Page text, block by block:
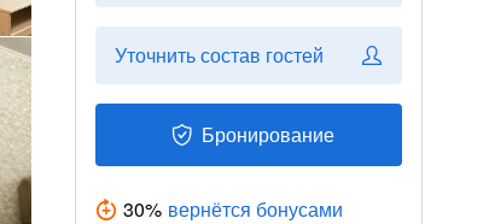
Уточнить состав гостей
Бронирование
30% вернётся бонусами